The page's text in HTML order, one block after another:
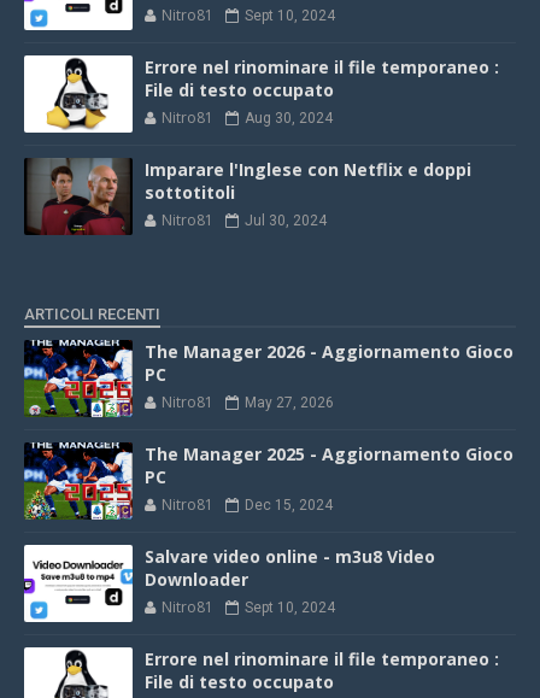
Nitro81 Sept 10, 2024
Errore nel rinominare il file temporaneo :
File di testo occupato
Nitro81 Aug 30, 2024
Imparare l'Inglese con Netflix e doppi
sottotitoli
Nitro81 Jul 30, 2024
ARTICOLI RECENTI
The Manager 2026 - Aggiornamento Gioco
PC
Nitro81 May 27, 2026
The Manager 2025 - Aggiornamento Gioco
PC
Nitro81 Dec 15, 2024
Salvare video online - m3u8 Video
Downloader
Nitro81 Sept 10, 2024
Errore nel rinominare il file temporaneo :
File di testo occupato